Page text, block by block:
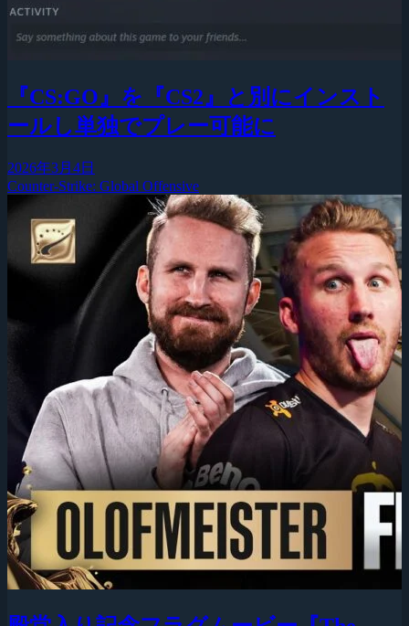
『CS:GO』を『CS2』と別にインスト
ールし単独でプレー可能に
2026年3月4日
Counter-Strike: Global Offensive